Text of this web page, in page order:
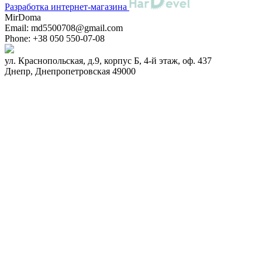
Разработка интернет-магазина
MirDoma
Email: md5500708@gmail.com
Phone: +38 050 550-07-08
ул. Краснопольская, д.9, корпус Б, 4-й этаж, оф. 437
Днепр, Днепропетровская 49000